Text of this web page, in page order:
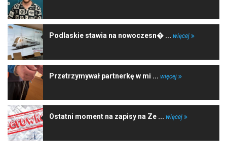
Podlaskie stawia na nowoczesn� ... więcej
Przetrzymywał partnerkę w mi ... więcej
Ostatni moment na zapisy na Ze ... więcej